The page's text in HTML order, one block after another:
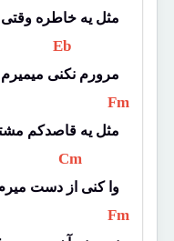
مثل یه خاطره
Eb
مرورم نکنی میمیرم
Fm
مثل یه قاصدکم
Cm
وا کنی از دست
Fm